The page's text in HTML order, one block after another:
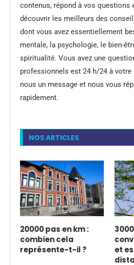
contenus, répond à vos questions
découvrir les meilleurs des
dont vous avez essentiellement
mentale, la psychologie, le bien-
spiritualité. Vous avez une
professionnels est 24 h/24 à votre
nous un message et nous vous
rapidement.
NOS ARTICLES
20000 pas en km :
combien cela
représente-t-il ?
et